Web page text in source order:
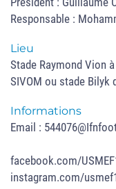
Responsable :
Lieu
Stade Raymond Vion
SIVOM ou stade Bilyk
Informations
Email :
facebook.com/
instagram.com/